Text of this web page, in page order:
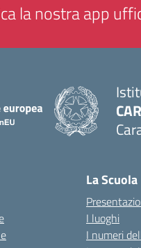
la nostra app
La Scuola
I luoghi
I numeri